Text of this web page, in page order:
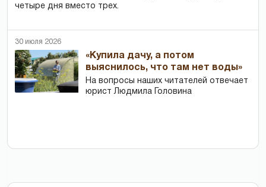
четыре дня вместо трех.
30 июля 2026
«Купила дачу, а потом
выяснилось, что там нет воды»
На вопросы наших читателей отвечает
юрист Людмила Головина